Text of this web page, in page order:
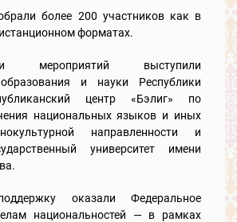
более 200 участников как в
форматах.
мероприятий выступили
и науки Республики
центр «Бэлиг» по
национальных языков и иных
направленности и
университет имени
оказали Федеральное
национальностей — в рамках